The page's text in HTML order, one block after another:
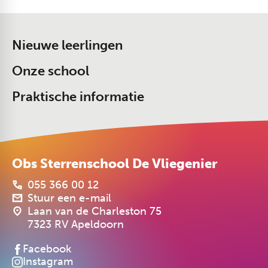
Nieuwe leerlingen
Onze school
Praktische informatie
Obs Sterrenschool De Vliegenier
055 366 00 12
Stuur een e-mail
Laan van de Charleston 75
7323 RV Apeldoorn
Facebook
Instagram